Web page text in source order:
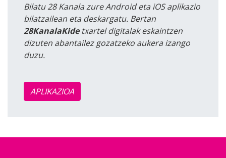
Bilatu 28 Kanala zure Android eta iOS aplikazio
bilatzailean eta deskargatu. Bertan
28KanalaKidetxartel digitalak eskaintzen
dizuten abantailez gozatzeko aukera izango
duzu.
APLIKAZIOA